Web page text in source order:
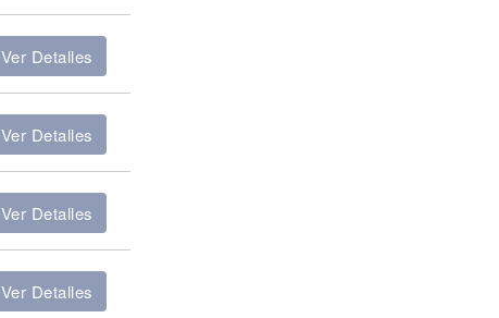
Ver Detalles
Ver Detalles
Ver Detalles
Ver Detalles